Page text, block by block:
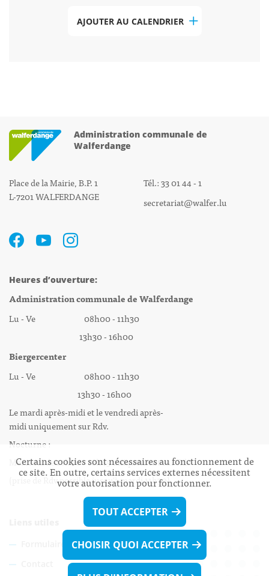
AJOUTER AU CALENDRIER
Administration communale de
Walferdange
Place de la Mairie, B.P. 1
L-7201 WALFERDANGE
Tél.: 33 01 44 - 1
secretariat@walfer.lu
Heures d’ouverture:
Administration communale de Walferdange
Lu - Ve 08h00 - 11h30
13h30 - 16h00
Biergercenter
Lu - Ve 08h00 - 11h30
13h30 - 16h00
Le mardi après-midi et le vendredi après-
midi uniquement sur Rdv.
Nocturne :
Mercredi de 16h00 - 18h45 uniquement sur Rdv
(prise de Rdv possible jusqu'à mardi 11h30).
Certains cookies sont nécessaires au fonctionnement de
ce site. En outre, certains services externes nécessitent
votre autorisation pour fonctionner.
TOUT ACCEPTER
CHOISIR QUOI ACCEPTER